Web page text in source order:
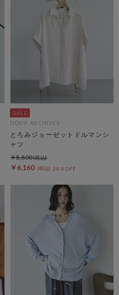
DOUX ARCHIVES
とろみジョーゼットドルマンシ
ャツ
￥6,160 30％OFF
￥8,800